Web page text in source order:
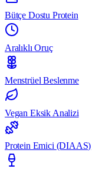
Bütçe Dostu Protein
Aralıklı Oruç
Menstrüel Beslenme
Vegan Eksik Analizi
Protein Emici (DIAAS)